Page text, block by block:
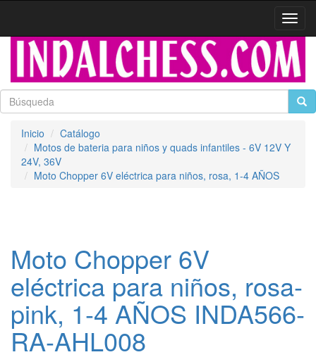
Inicio
Catálogo
Motos de bateria para niños y quads infantiles - 6V 12V Y
24V, 36V
Moto Chopper 6V eléctrica para niños, rosa, 1-4 AÑOS
Moto Chopper 6V
eléctrica para niños, rosa-
pink, 1-4 AÑOS INDA566-
RA-AHL008